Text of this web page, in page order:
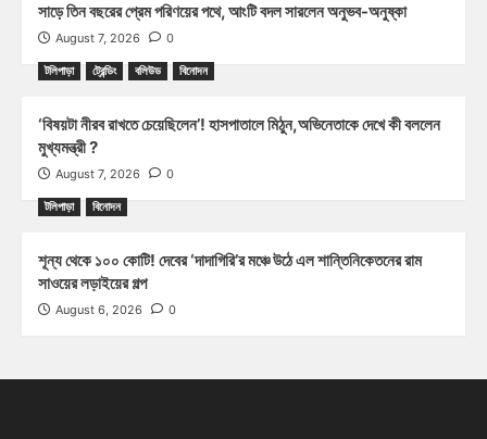
সাড়ে তিন বছরের প্রেম পরিণয়ের পথে, আংটি বদল সারলেন অনুভব-অনুষ্কা
August 7, 2026 0
টলিপাড়া ট্রেন্ডিং বলিউড বিনোদন
‘বিষয়টা নীরব রাখতে চেয়েছিলেন’! হাসপাতালে মিঠুন,অভিনেতাকে দেখে কী বললেন
মুখ্যমন্ত্রী ?
August 7, 2026 0
টলিপাড়া বিনোদন
শূন্য থেকে ১০০ কোটি! দেবের ‘দাদাগিরি’র মঞ্চে উঠে এল শান্তিনিকেতনের রাম
সাওয়ের লড়াইয়ের গল্প
August 6, 2026 0